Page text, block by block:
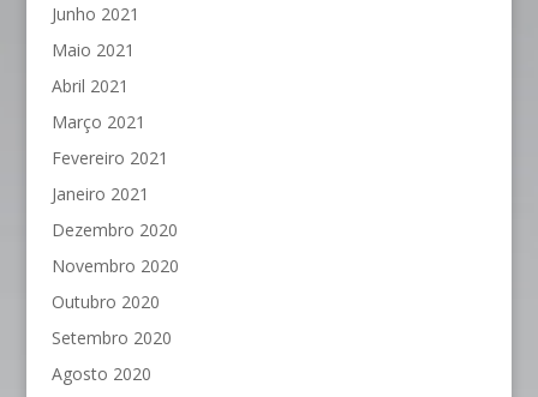
Junho 2021
Maio 2021
Abril 2021
Março 2021
Fevereiro 2021
Janeiro 2021
Dezembro 2020
Novembro 2020
Outubro 2020
Setembro 2020
Agosto 2020